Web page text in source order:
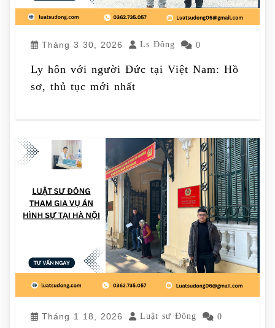
Tháng 3 30, 2026 Ls Đông 0
Ly hôn với người Đức tại Việt Nam: Hồ
sơ, thủ tục mới nhất
Tháng 1 18, 2026 Luật sư Đông 0